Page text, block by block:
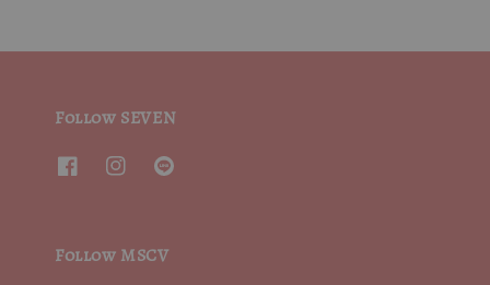
Follow SEVEN
Follow MSCV